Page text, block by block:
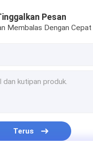
Pesan
Membalas Dengan Cepat
Terus